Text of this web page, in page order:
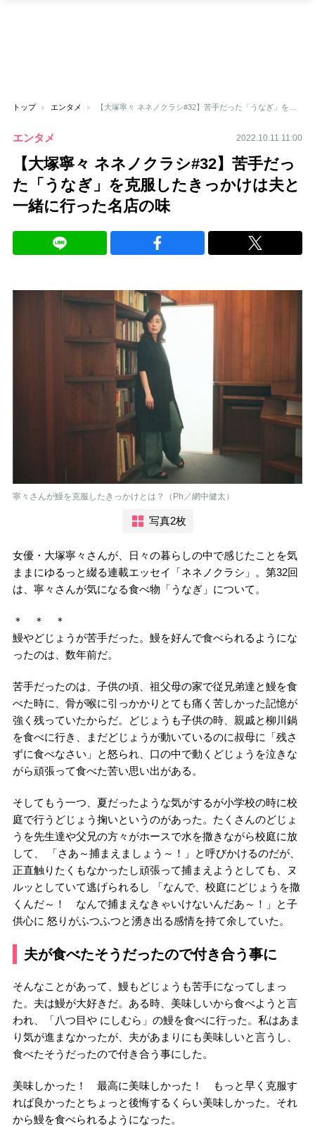
トップ エンタメ
エンタメ 2022.10.11 11:00
【大塚寧々 ネネノクラシ#32】苦手だっ
た「うなぎ」を克服したきっかけは夫と
一緒に行った名店の味
寧々さんが鰻を克服したきっかけとは？（Ph／網中健太）
写真2枚
女優・大塚寧々さんが、日々の暮らしの中で感じたことを気
ままにゆるっと綴る連載エッセイ「ネネノクラシ」。第32回
は、寧々さんが気になる食べ物「うなぎ」について。
＊ ＊ ＊
鰻やどじょうが苦手だった。鰻を好んで食べられるようにな
ったのは、数年前だ。
苦手だったのは、子供の頃、祖父母の家で従兄弟達と鰻を食
べた時に、骨が喉に引っかかりとても痛く苦しかった記憶が
強く残っていたからだ。どじょうも子供の時、親戚と柳川鍋
を食べに行き、まだどじょうが動いているのに叔母に「残さ
ずに食べなさい」と怒られ、口の中で動くどじょうを泣きな
がら頑張って食べた苦い思い出がある。
そしてもう一つ、夏だったような気がするが小学校の時に校
庭で行うどじょう掬いというのがあった。たくさんのどじょ
うを先生達や父兄の方々がホースで水を撒きながら校庭に放
して、 「さあ～捕まえましょう～！」と呼びかけるのだが、
正直触りたくもなかったし頑張って捕まえようとしても、ヌ
ルッとしていて逃げられるし 「なんで、校庭にどじょうを撒
くんだ～！ なんで捕まえなきゃいけないんだあ～！」と子
供心に 怒りがふつふつと湧き出る感情を持て余していた。
夫が食べたそうだったので付き合う事に
そんなことがあって、鰻もどじょうも苦手になってしまっ
た。夫は鰻が大好きだ。ある時、美味しいから食べようと言
われ、「八つ目や にしむら」の鰻を食べに行った。私はあま
り気が進まなかったが、夫があまりにも美味しいと言うし、
食べたそうだったので付き合う事にした。
美味しかった！ 最高に美味しかった！ もっと早く克服す
れば良かったとちょっと後悔するくらい美味しかった。それ
から鰻を食べられるようになった。